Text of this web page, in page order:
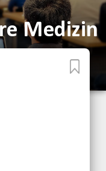
Medizin